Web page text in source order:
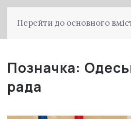
Перейти до основного
Позначка:
рада